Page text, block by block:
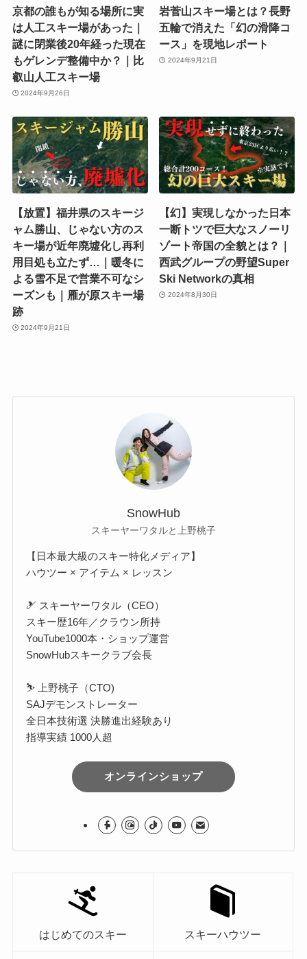
京都の誰もが知る場所に実
は人工スキー場があった｜
謎に閉業後20年経った現在
もゲレンデ整備中か？｜比
叡山人工スキー場
2024年9月26日
岩菅山スキー場とは？長野
五輪で消えた「幻の滑降コ
ース」を現地レポート
2024年9月21日
【放置】福井県のスキージ
ャム勝山、じゃない方のス
キー場が近年廃墟化し再利
用目処も立たず…｜暖冬に
よる雪不足で営業不可なシ
ーズンも｜雁が原スキー場
跡
2024年9月21日
【幻】実現しなかった日本
一断トツで巨大なスノーリ
ゾート帝国の全貌とは？｜
西武グループの野望Super
Ski Networkの真相
2024年8月30日
SnowHub
スキーヤーワタルと上野桃子
【日本最大級のスキー特化メディア】
ハウツー × アイテム × レッスン
🎿 スキーヤーワタル（CEO）
スキー歴16年／クラウン所持
YouTube1000本・ショップ運営
SnowHubスキークラブ会長
⛷️ 上野桃子（CTO)
SAJデモンストレーター
全日本技術選 決勝進出経験あり
指導実績 1000人超
オンラインショップ
はじめてのスキー スキーハウツー